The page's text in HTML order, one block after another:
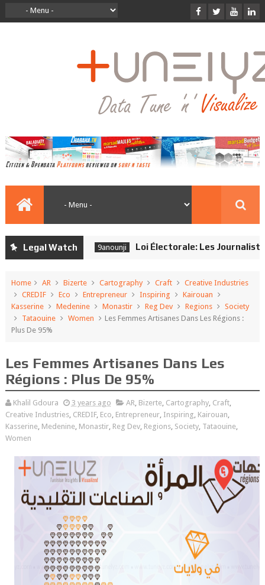
Legal Watch 9anounji Loi Électorale: Les Journalistes
Home AR Bizerte Cartography Craft
Creative Industries
CREDIF
Eco Entrepreneur Inspiring
Kairouan
Kasserine
Medenine Monastir Reg Dev Regions
Society
Tataouine
Women
Les Femmes Artisanes Dans Les Régions :
Plus De 95%
Les Femmes Artisanes Dans Les
Régions : Plus De 95%
Khalil Gdoura 3 years ago AR, Bizerte, Cartography, Craft,
Creative Industries, CREDIF, Eco, Entrepreneur, Inspiring, Kairouan,
Kasserine, Medenine, Monastir, Reg Dev, Regions, Society, Tataouine,
Women